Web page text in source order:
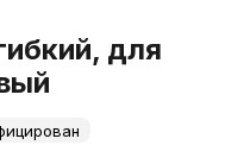
для